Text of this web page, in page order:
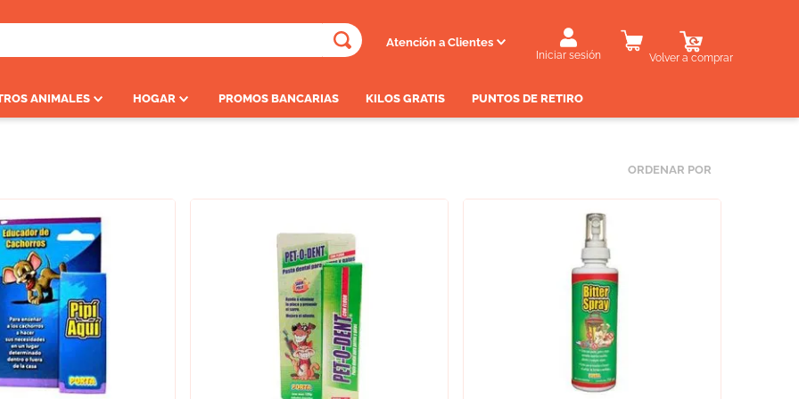
Atención a Clientes
Iniciar sesión Volver a comprar
ANIMALES HOGAR PROMOS BANCARIAS KILOS GRATIS PUNTOS DE RETIRO
ORDENAR POR